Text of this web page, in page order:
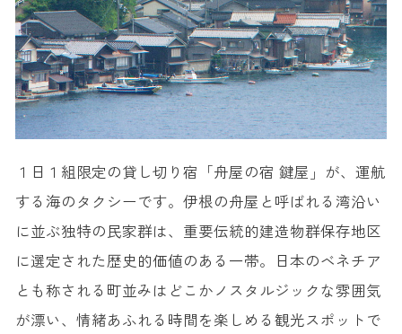
１日１組限定の貸し切り宿「舟屋の宿 鍵屋」が、運航
する海のタクシーです。伊根の舟屋と呼ばれる湾沿い
に並ぶ独特の民家群は、重要伝統的建造物群保存地区
に選定された歴史的価値のある一帯。日本のベネチア
とも称される町並みはどこかノスタルジックな雰囲気
が漂い、情緒あふれる時間を楽しめる観光スポットで